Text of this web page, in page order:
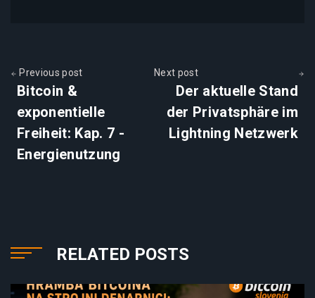
Previous post
Bitcoin &
exponentielle
Freiheit: Kap. 7 -
Energienutzung
Next post
Der aktuelle Stand
der Privatsphäre im
Lightning Netzwerk
RELATED POSTS